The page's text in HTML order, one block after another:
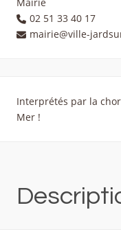
02 51 33 40 17
mairie@ville-
Interprétés par la
Mer !